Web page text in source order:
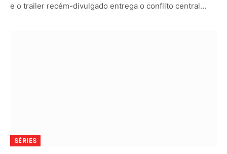
e o trailer recém-divulgado entrega o conflito central…
SÉRIES